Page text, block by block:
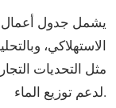
يشمل جدول أعمال
الاستهلاكي،
مثل التحديات
لدعم توزيع الماء.